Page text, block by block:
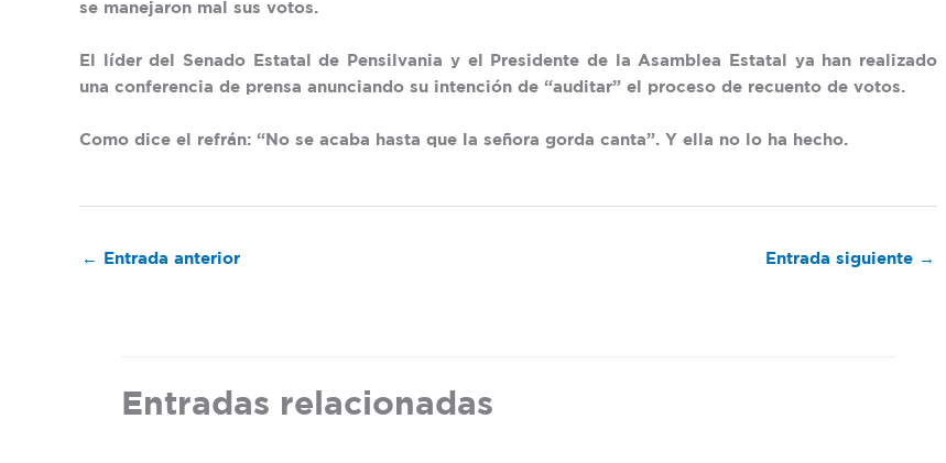
se manejaron mal sus votos.
El líder del Senado Estatal de Pensilvania y el Presidente de la Asamblea Estatal ya han realizado
una conferencia de prensa anunciando su intención de “auditar” el proceso de recuento de votos.
Como dice el refrán: “No se acaba hasta que la señora gorda canta”. Y ella no lo ha hecho.
← Entrada anterior Entrada siguiente →
Entradas relacionadas